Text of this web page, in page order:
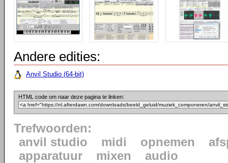
Andere edities:
Anvil Studio (64-bit)
HTML code om naar deze pagina te linken:
Trefwoorden:
anvil studio
midi opnemen
apparatuur
mixen audio